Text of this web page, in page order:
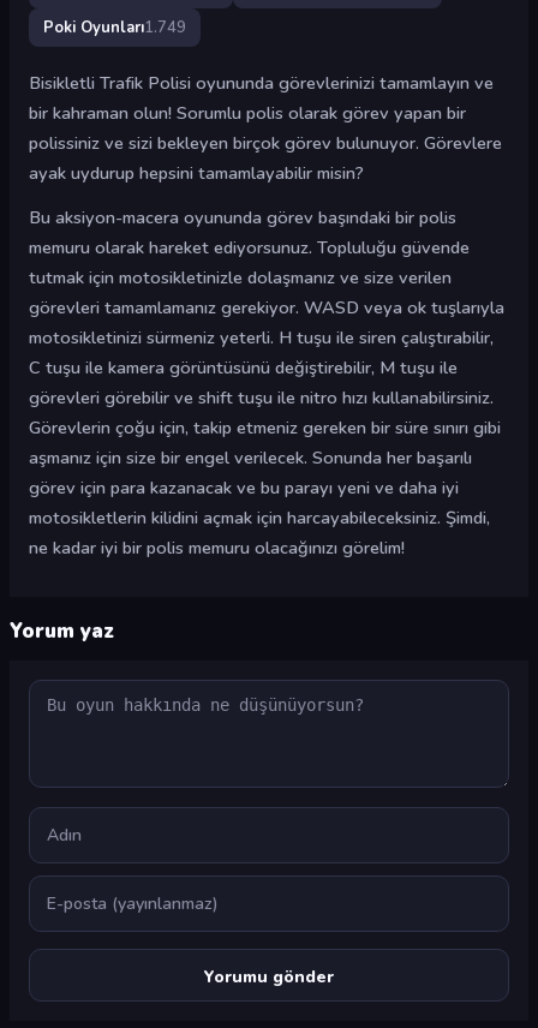
Poki Oyunları1.749
Bisikletli Trafik Polisi oyununda görevlerinizi tamamlayın ve
bir kahraman olun! Sorumlu polis olarak görev yapan bir
polissiniz ve sizi bekleyen birçok görev bulunuyor. Görevlere
ayak uydurup hepsini tamamlayabilir misin?
Bu aksiyon-macera oyununda görev başındaki bir polis
memuru olarak hareket ediyorsunuz. Topluluğu güvende
tutmak için motosikletinizle dolaşmanız ve size verilen
görevleri tamamlamanız gerekiyor. WASD veya ok tuşlarıyla
motosikletinizi sürmeniz yeterli. H tuşu ile siren çalıştırabilir,
C tuşu ile kamera görüntüsünü değiştirebilir, M tuşu ile
görevleri görebilir ve shift tuşu ile nitro hızı kullanabilirsiniz.
Görevlerin çoğu için, takip etmeniz gereken bir süre sınırı gibi
aşmanız için size bir engel verilecek. Sonunda her başarılı
görev için para kazanacak ve bu parayı yeni ve daha iyi
motosikletlerin kilidini açmak için harcayabileceksiniz. Şimdi,
ne kadar iyi bir polis memuru olacağınızı görelim!
Yorum yaz
Yorum
Ad
E-posta